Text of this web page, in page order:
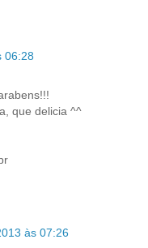
06:28
que delicia ^^
às 07:26